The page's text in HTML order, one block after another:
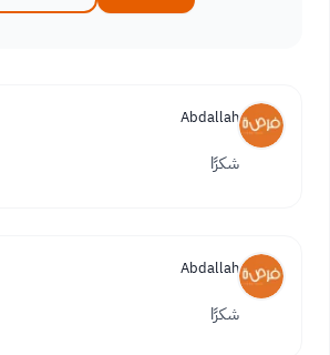
Abdallah
شكرًا
Abdallah
شكرًا